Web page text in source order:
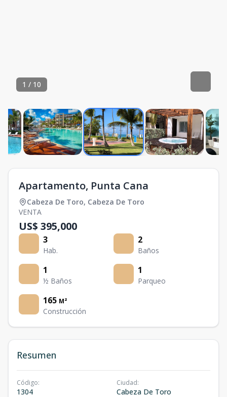
1 / 10
Apartamento, Punta Cana
Cabeza De Toro, Cabeza De Toro
VENTA
US$ 395,000
3
Hab.
2
Baños
1
½ Baños
1
Parqueo
165 M²
Construcción
Resumen
Código:
1304
Ciudad:
Cabeza De Toro